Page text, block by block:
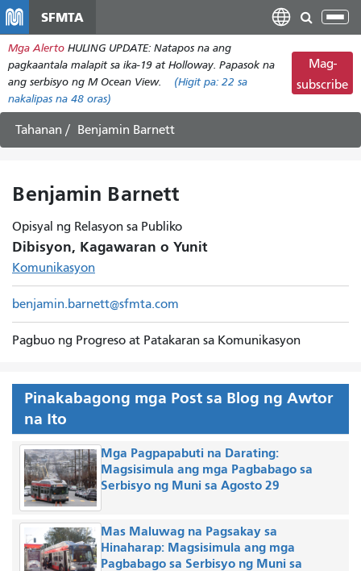
pangunahing
nilalaman
SFMTA
I-
ang
Mga Alerto HULING UPDATE: Natapos na ang
pagkaantala malapit sa ika-19 at Holloway. Papasok na
ang serbisyo ng M Ocean View.
(Higit pa: 22 sa
nakalipas na 48 oras)
Mag-
subscribe
Tahanan Benjamin Barnett
Benjamin Barnett
Opisyal ng Relasyon sa Publiko
Dibisyon, Kagawaran o Yunit
Komunikasyon
benjamin.barnett@sfmta.com
Pagbuo ng Progreso at Patakaran sa Komunikasyon
Pinakabagong mga Post sa Blog ng Awtor
na Ito
Mga Pagpapabuti na Darating:
Magsisimula ang mga Pagbabago sa
Serbisyo ng Muni sa Agosto 29
Mas Maluwag na Pagsakay sa
Hinaharap: Magsisimula ang mga
Pagbabago sa Serbisyo ng Muni sa